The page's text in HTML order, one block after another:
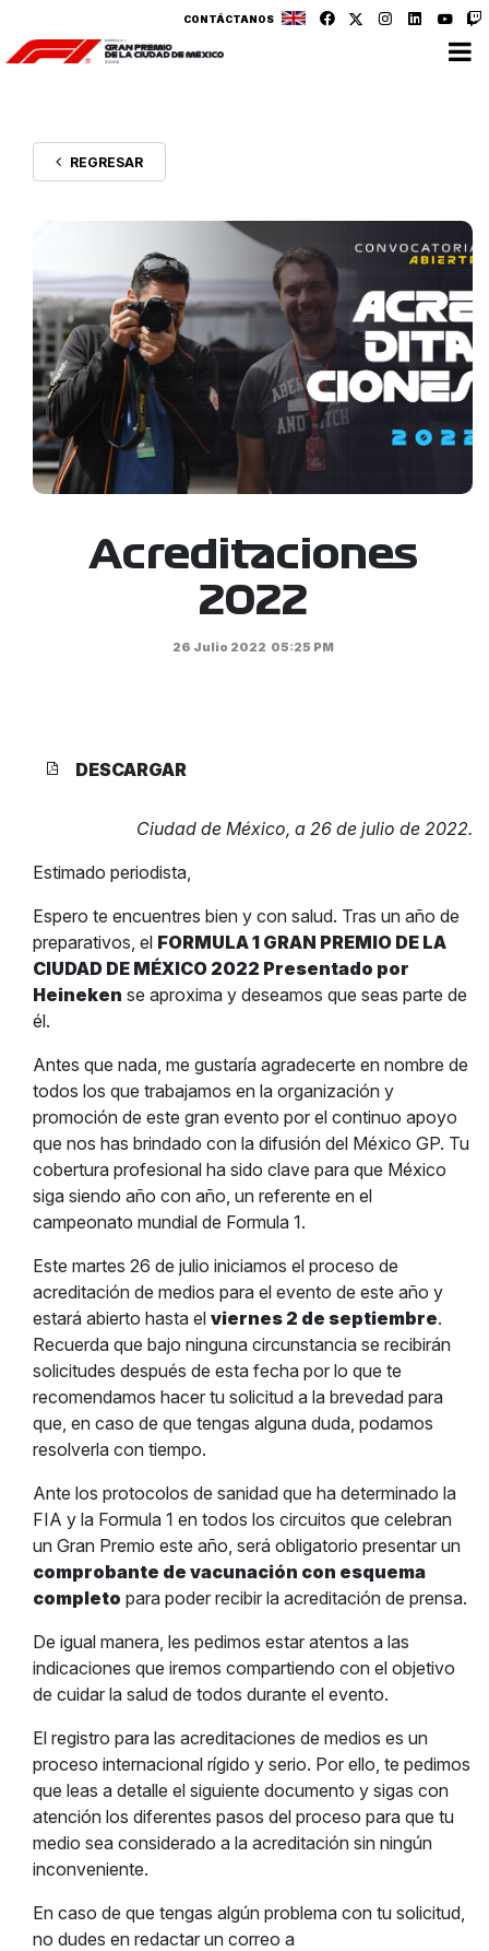
CONTÁCTANOS
REGRESAR
Acreditaciones
2022
26 Julio 2022 05:25 PM
DESCARGAR
Ciudad de México, a 26 de julio de 2022.
Estimado periodista,
Espero te encuentres bien y con salud. Tras un año de
preparativos, el FORMULA 1 GRAN PREMIO DE LA
CIUDAD DE MÉXICO 2022 Presentado por
Heineken se aproxima y deseamos que seas parte de
él.
Antes que nada, me gustaría agradecerte en nombre de
todos los que trabajamos en la organización y
promoción de este gran evento por el continuo apoyo
que nos has brindado con la difusión del México GP. Tu
cobertura profesional ha sido clave para que México
siga siendo año con año, un referente en el
campeonato mundial de Formula 1.
Este martes 26 de julio iniciamos el proceso de
acreditación de medios para el evento de este año y
estará abierto hasta el viernes 2 de septiembre.
Recuerda que bajo ninguna circunstancia se recibirán
solicitudes después de esta fecha por lo que te
recomendamos hacer tu solicitud a la brevedad para
que, en caso de que tengas alguna duda, podamos
resolverla con tiempo.
Ante los protocolos de sanidad que ha determinado la
FIA y la Formula 1 en todos los circuitos que celebran
un Gran Premio este año, será obligatorio presentar un
comprobante de vacunación con esquema
completo para poder recibir la acreditación de prensa.
De igual manera, les pedimos estar atentos a las
indicaciones que iremos compartiendo con el objetivo
de cuidar la salud de todos durante el evento.
El registro para las acreditaciones de medios es un
proceso internacional rígido y serio. Por ello, te pedimos
que leas a detalle el siguiente documento y sigas con
atención los diferentes pasos del proceso para que tu
medio sea considerado a la acreditación sin ningún
inconveniente.
En caso de que tengas algún problema con tu solicitud,
no dudes en redactar un correo a